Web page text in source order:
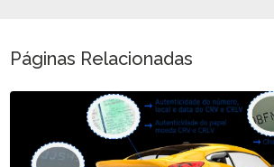
Páginas Relacionadas